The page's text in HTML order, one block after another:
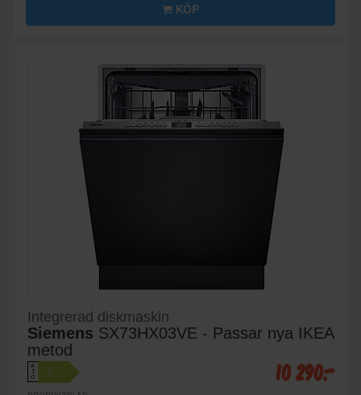
KÖP
Integrerad diskmaskin
Siemens SX73HX03VE - Passar nya IKEA
metod
A
↑
G
C 10 290:-